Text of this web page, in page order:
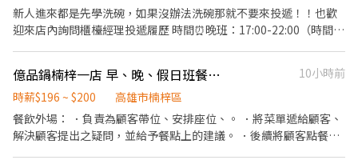
新人進來都是先學洗碗，如果沒辦法洗碗那就不要來投遞！！也歡
迎來店內詢問櫃檯經理投遞履歷 時間⏰晚班：17:00-22:00（時間可
🌟依能力調薪，歡迎一起來拼✨ 📌公司福利： 🥩免費員工餐（吃火
鍋🍲）➕飲料喝到飽➕吃冰吃爽 🥩額外設定目標業績獎金💰 🥩享勞
健保、勞退…等。額外享有團保。 🥩想往餐飲業發展者，有提供良
好的升遷管道！ 🥩不定期員工聚餐。 常常請喝飲料喔🥤
億品鍋楠梓一店 早、晚、假日班餐飲服務人員
10小時前
時薪$196 ~ $200
高雄市楠梓區
餐飲外場： ．負責為顧客帶位、安排座位、。 ．將菜單遞給顧客、
解決顧客提出之疑問，並給予餐點上的建議。 ．後續將顧客點餐訊